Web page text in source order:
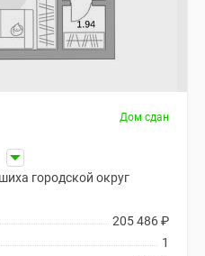
Дом сдан
городской округ
205 486₽
1